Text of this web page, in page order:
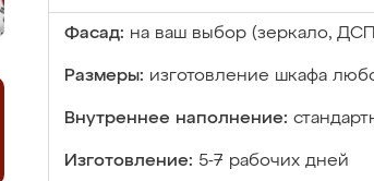
Фасад: на ваш выбор (зеркало,
Размеры: изготовление шкафа
Внутреннее наполнение:
Изготовление: 5-7 рабочих дней